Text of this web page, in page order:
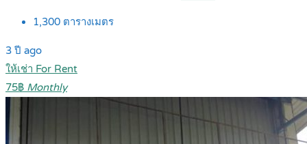
1,300 ตารางเมตร
3 ปี ago
ให้เช่า For Rent
75฿ Monthly